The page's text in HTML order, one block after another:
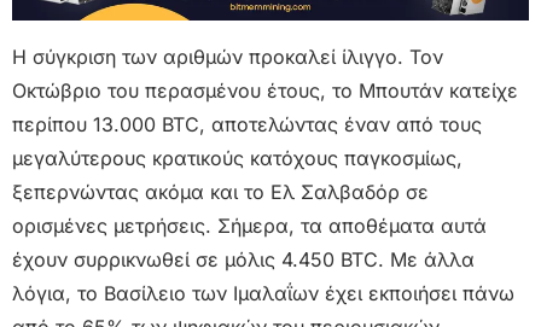
Η σύγκριση των αριθμών προκαλεί ίλιγγο. Τον
Οκτώβριο του περασμένου έτους, το Μπουτάν κατείχε
περίπου 13.000 BTC, αποτελώντας έναν από τους
μεγαλύτερους κρατικούς κατόχους παγκοσμίως,
ξεπερνώντας ακόμα και το Ελ Σαλβαδόρ σε
ορισμένες μετρήσεις. Σήμερα, τα αποθέματα αυτά
έχουν συρρικνωθεί σε μόλις 4.450 BTC. Με άλλα
λόγια, το Βασίλειο των Ιμαλαΐων έχει εκποιήσει πάνω